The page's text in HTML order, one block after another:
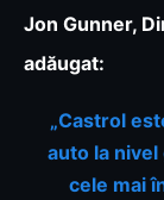
Jon Gunner,
adăugat:
„Castrol
auto la nivel
cele mai